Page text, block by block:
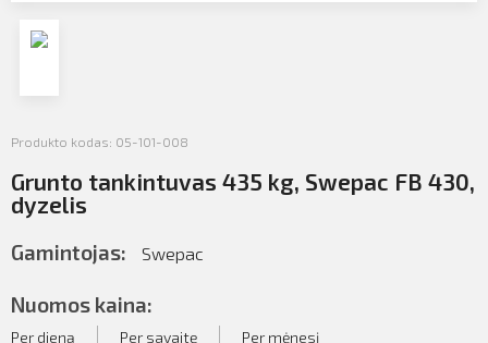
Produkto kodas: 05-101-008
Grunto tankintuvas 435 kg, Swepac FB 430,
dyzelis
Gamintojas: Swepac
Nuomos kaina:
Per dieną Per savaitę Per mėnesį